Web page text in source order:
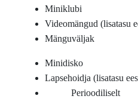
Miniklubi
Videomängud (lisatasu
Mänguväljak
Minidisko
Lapsehoidja (lisatasu
Perioodiliselt